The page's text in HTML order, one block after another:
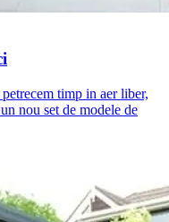
timp in aer liber,
nou set de modele de